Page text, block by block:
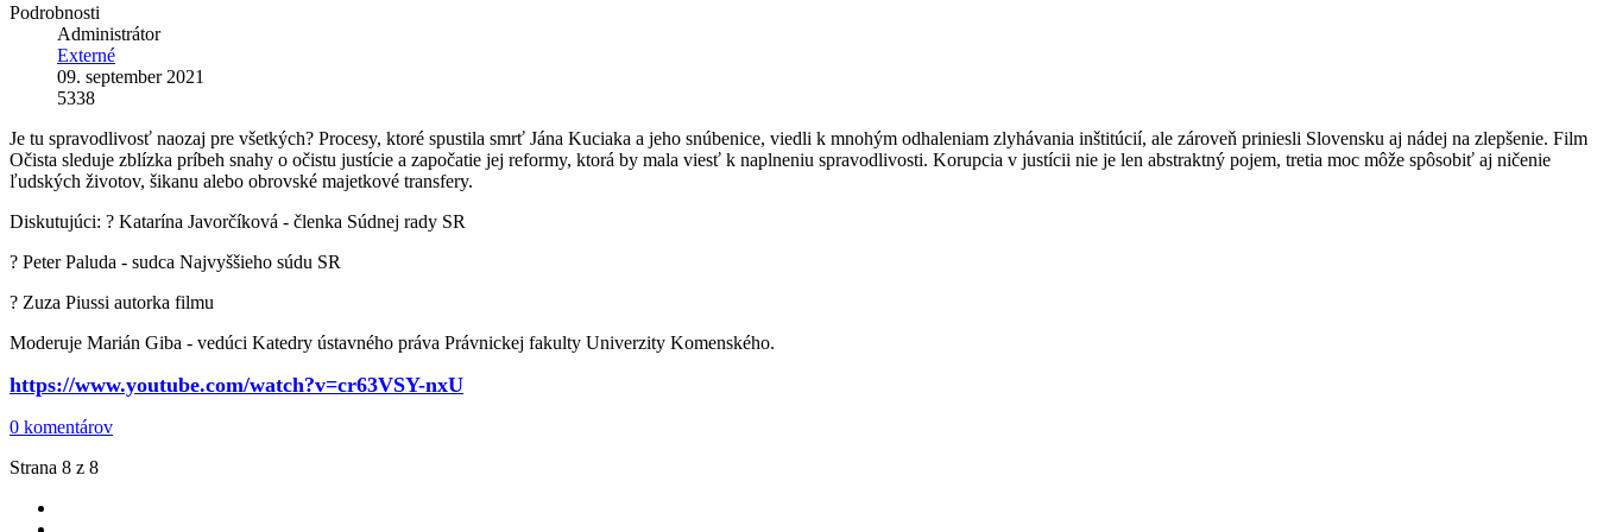
Podrobnosti
Administrátor
Externé
09. september 2021
5338
Je tu spravodlivosť naozaj pre všetkých? Procesy, ktoré spustila smrť Jána Kuciaka a jeho snúbenice, viedli k mnohým odhaleniam zlyhávania inštitúcií, ale zároveň priniesli Slovensku aj nádej na zlepšenie. Film
Očista sleduje zblízka príbeh snahy o očistu justície a započatie jej reformy, ktorá by mala viesť k naplneniu spravodlivosti. Korupcia v justícii nie je len abstraktný pojem, tretia moc môže spôsobiť aj ničenie
ľudských životov, šikanu alebo obrovské majetkové transfery.
Diskutujúci: ? Katarína Javorčíková - členka Súdnej rady SR
? Peter Paluda - sudca Najvyššieho súdu SR
? Zuza Piussi autorka filmu
Moderuje Marián Giba - vedúci Katedry ústavného práva Právnickej fakulty Univerzity Komenského.
https://www.youtube.com/watch?v=cr63VSY-nxU
0 komentárov
Strana 8 z 8